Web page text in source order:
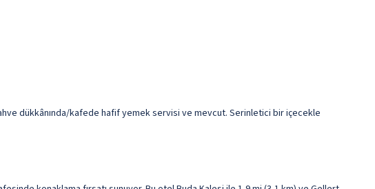
dükkânında/kafede hafif yemek servisi ve mevcut. Serinletici bir içecekle